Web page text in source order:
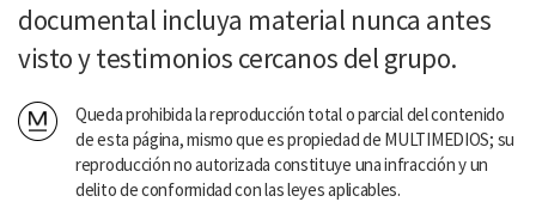
documental incluya material nunca antes
visto y testimonios cercanos del grupo.
Queda prohibida la reproducción total o parcial del contenido
de esta página, mismo que es propiedad de MULTIMEDIOS; su
reproducción no autorizada constituye una infracción y un
delito de conformidad con las leyes aplicables.